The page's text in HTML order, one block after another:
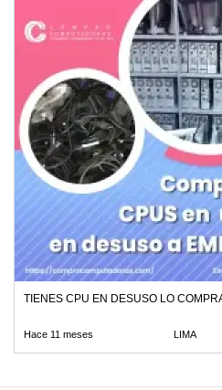
TIENES CPU EN DESUSO LO
Hace 11 meses LIMA